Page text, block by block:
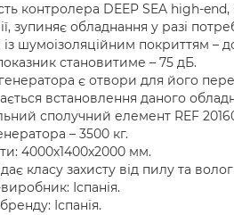
контролера DEEP SEA high-
зупиняє обладнання у разі
шумоізоляційним покриттям –
становитиме – 75 дБ.
є отвори для його
встановлення даного
сполучний елемент REF
– 3500 кг.
4000х1400х2000 мм.
класу захисту від пилу та
Іспанія.
Іспанія.